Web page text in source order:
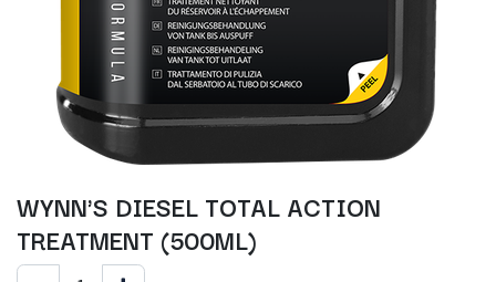
WYNN'S DIESEL TOTAL ACTION
TREATMENT (500ML)